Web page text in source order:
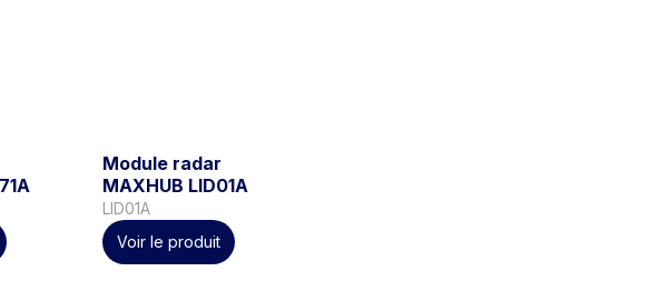
Module radar
MAXHUB LID01A
LID01A
Voir le produit